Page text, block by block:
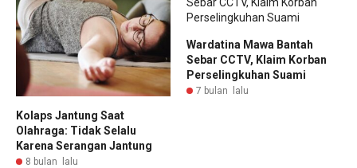
Kolaps Jantung Saat
Olahraga: Tidak Selalu
Karena Serangan Jantung
8 bulan lalu
Wardatina Mawa Bantah
Sebar CCTV, Klaim Korban
Perselingkuhan Suami
7 bulan lalu